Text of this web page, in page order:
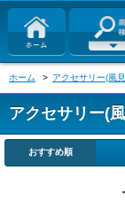
ホーム > アクセサリー(風
アクセサリー(
おすすめ順